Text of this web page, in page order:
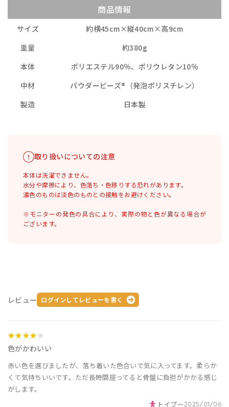
商品情報
サイズ
約横45cm×縦40cm×高9cm
重量
約380g
本体
ポリエステル90％、ポリウレタン10％
中材
パウダービーズ®（発泡ポリスチレン）
製造
日本製
取り扱いについての注意
本体は洗濯できません。
水分や摩擦により、色落ち・色移りする恐れがあります。
濃色のものは淡色のものとの接触をお避けください。
※モニターの発色の具合により、実際の物と色が異なる場合が
ございます。
レビュー ログインしてレビューを書く
色がかわいい
★★★★★
赤い色を選びましたが、落ち着いた色合いで気に入ってます。柔らか
くて気持ちいいです。ただ長時間座ってると骨盤に負担がかかる感じ
がします。
トイプー2025/01/06